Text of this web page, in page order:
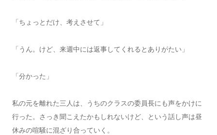
「ちょっとだけ、考えさせて」
「うん。けど、来週中には返事してくれるとありがたい」
「分かった」
私の元を離れた三人は、うちのクラスの委員長にも声をかけに
行った。さっき聞こえたかもしれないけど、という話し声は昼
休みの喧騒に混ざり合っていく。